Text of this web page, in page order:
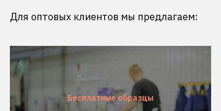
Для оптовых клиентов мы предлагаем:
Бесплатные образцы